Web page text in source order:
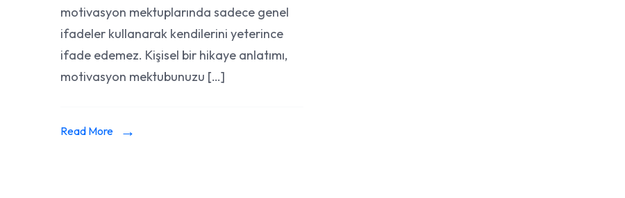
Hikaye
Anlatımı
motivasyon mektuplarında sadece genel
ifadeler kullanarak kendilerini yeterince
ifade edemez. Kişisel bir hikaye anlatımı,
motivasyon mektubunuzu […]
Read More